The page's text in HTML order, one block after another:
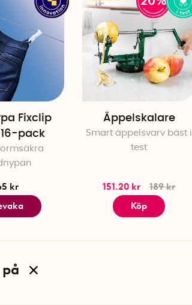
Fixclip
pack
kr
Äppelskalare
Smart äppelsvarv bäst i
test
151.20 kr
189 kr
Köp